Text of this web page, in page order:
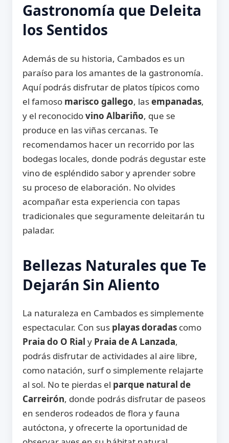
Gastronomía que Deleita
los Sentidos
Además de su historia, Cambados es un
paraíso para los amantes de la gastronomía.
Aquí podrás disfrutar de platos típicos como
el famoso marisco gallego, lasempanadas,
y el reconocidovino Albariño, que se
produce en las viñas cercanas. Te
recomendamos hacer un recorrido por las
bodegas locales, donde podrás degustar este
vino de espléndido sabor y aprender sobre
su proceso de elaboración. No olvides
acompañar esta experiencia con tapas
tradicionales que seguramente deleitarán tu
paladar.
Bellezas Naturales que Te
Dejarán Sin Aliento
La naturaleza en Cambados es simplemente
espectacular. Con sus playas doradas como
Praia do O Rial y Praia de A Lanzada,
podrás disfrutar de actividades al aire libre,
como natación, surf o simplemente relajarte
al sol. No te pierdas el parque natural de
Carreirón, donde podrás disfrutar de paseos
en senderos rodeados de flora y fauna
autóctona, y ofrecerte la oportunidad de